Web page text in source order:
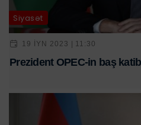
Siyasət
19 IYN 2023 | 11:30
Prezident OPEC-in baş